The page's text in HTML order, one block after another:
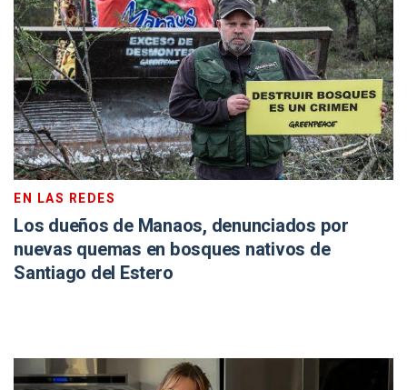
EN LAS REDES
Los dueños de Manaos, denunciados por
nuevas quemas en bosques nativos de
Santiago del Estero